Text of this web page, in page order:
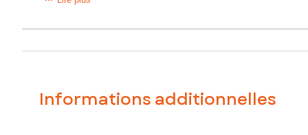
D’une surface d’environ 87 m², elle se compose d’une
Le sous-sol complet vient compléter ce bien, offrant de
Informations additionnelles